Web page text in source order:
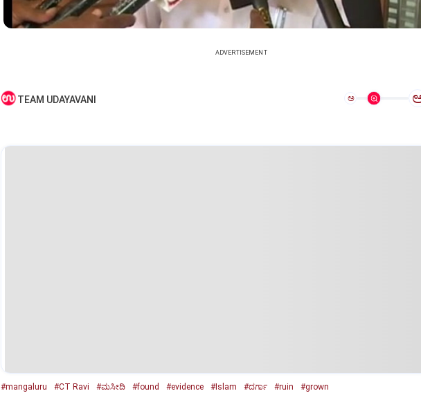
ADVERTISEMENT
TEAM UDAYAVANI ಅ
#mangaluru #CT Ravi #ಮಸೀದಿ #found #evidence #Islam #ದರ್ಗಾ #ruin #grown